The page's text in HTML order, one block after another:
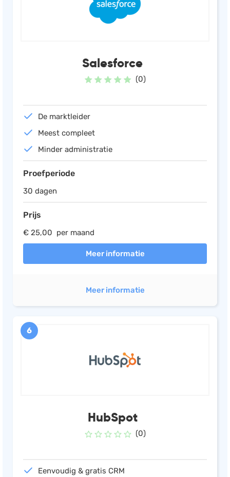
Salesforce
(0)
De marktleider
Meest compleet
Minder administratie
Proefperiode
30 dagen
Prijs
€ 25,00 per maand
Meer informatie
Meer informatie
6
HubSpot
(0)
Eenvoudig & gratis CRM